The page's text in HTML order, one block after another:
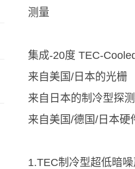
测量
集成-20度 TEC-
来自美国/日本的光栅
来自日本的制冷型探
来自美国/德国/日本硬
1.TEC制冷型超低暗